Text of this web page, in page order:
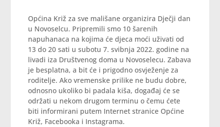
Općina Križ za sve mališane organizira Dječji dan
u Novoselcu. Pripremili smo 10 šarenih
napuhanaca na kojima će djeca moći uživati od
13 do 20 sati u subotu 7. svibnja 2022. godine na
livadi iza Društvenog doma u Novoselecu. Zabava
je besplatna, a bit će i prigodno osvježenje za
roditelje. Ako vremenske prilike ne budu dobre,
odnosno ukoliko bi padala kiša, događaj će se
održati u nekom drugom terminu o čemu ćete
biti informirani putem Internet stranice Općine
Križ, Facebooka i Instagrama.